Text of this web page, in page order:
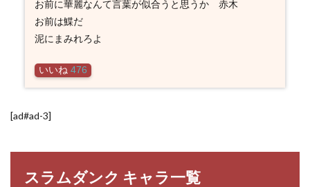
お前に華麗なんて言葉が似合うと思うか 赤木
お前は鰈だ
泥にまみれろよ
いいね 476
[ad#ad-3]
スラムダンク キャラ一覧